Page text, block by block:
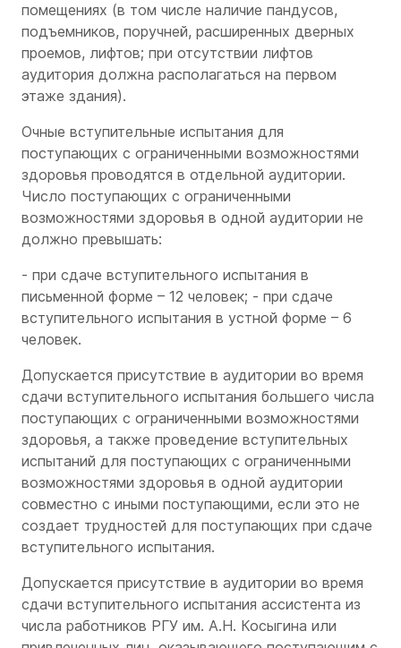
помещениях (в том числе наличие пандусов,
подъемников, поручней, расширенных дверных
проемов, лифтов; при отсутствии лифтов
аудитория должна располагаться на первом
этаже здания).
Очные вступительные испытания для
поступающих с ограниченными возможностями
здоровья проводятся в отдельной аудитории.
Число поступающих с ограниченными
возможностями здоровья в одной аудитории не
должно превышать:
- при сдаче вступительного испытания в
письменной форме – 12 человек; - при сдаче
вступительного испытания в устной форме – 6
человек.
Допускается присутствие в аудитории во время
сдачи вступительного испытания большего числа
поступающих с ограниченными возможностями
здоровья, а также проведение вступительных
испытаний для поступающих с ограниченными
возможностями здоровья в одной аудитории
совместно с иными поступающими, если это не
создает трудностей для поступающих при сдаче
вступительного испытания.
Допускается присутствие в аудитории во время
сдачи вступительного испытания ассистента из
числа работников РГУ им. А.Н. Косыгина или